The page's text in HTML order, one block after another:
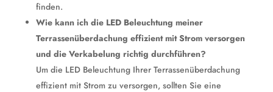
finden.
Wie kann ich die LED Beleuchtung meiner
Terrassenüberdachung effizient mit Strom versorgen
und die Verkabelung richtig durchführen?
Um die LED Beleuchtung Ihrer Terrassenüberdachung
effizient mit Strom zu versorgen, sollten Sie eine